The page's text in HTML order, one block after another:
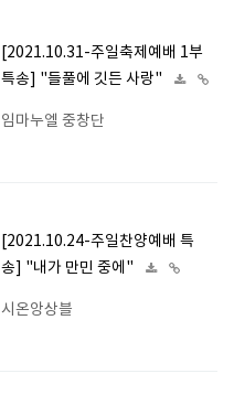
[2021.10.31-주일축제예배 1부
특송] "들풀에 깃든 사랑"
임마누엘 중창단
[2021.10.24-주일찬양예배 특
송] "내가 만민 중에"
시온앙상블